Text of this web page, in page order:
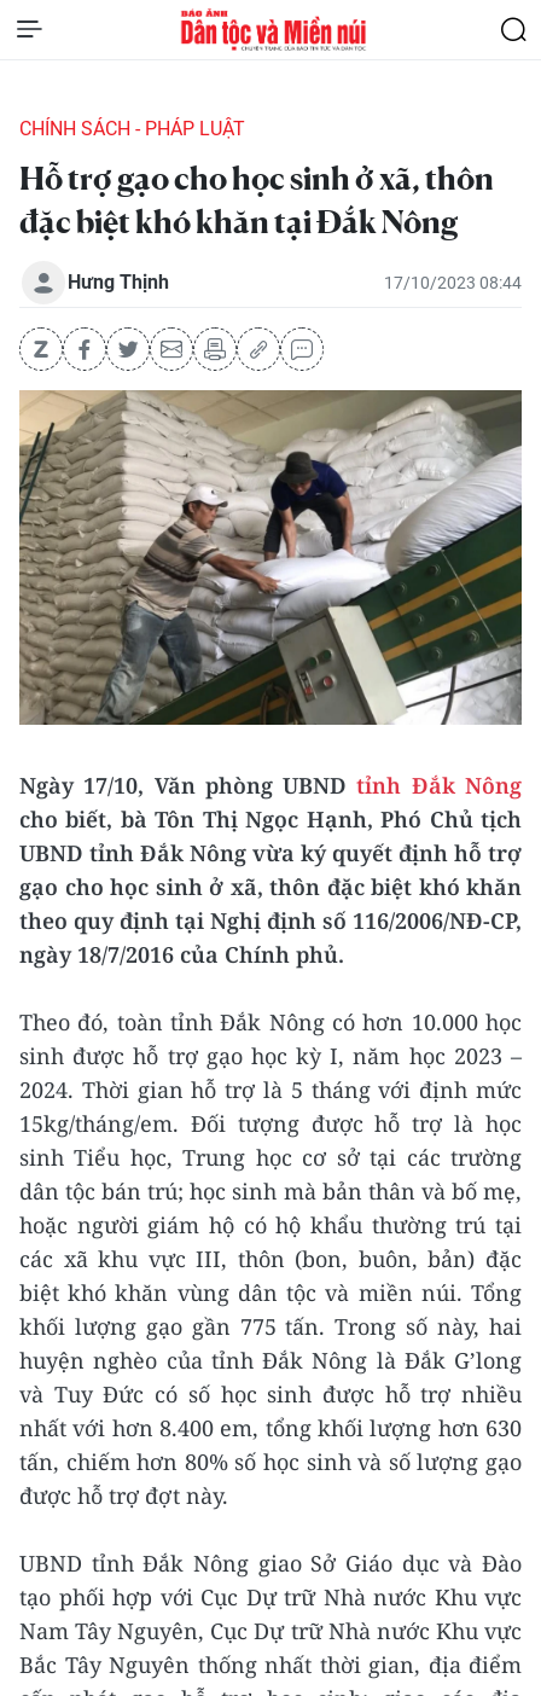
CHÍNH SÁCH - PHÁP LUẬT
Hỗ trợ gạo cho học sinh ở xã, thôn
đặc biệt khó khăn tại Đắk Nông
Hưng Thịnh 17/10/2023 08:44
Ngày 17/10, Văn phòng UBNDtỉnh Đắk Nông
cho biết, bà Tôn Thị Ngọc Hạnh, Phó Chủ tịch
UBND tỉnh Đắk Nông vừa ký quyết định hỗ trợ
gạo cho học sinh ở xã, thôn đặc biệt khó khăn
theo quy định tại Nghị định số 116/2006/NĐ-CP,
ngày 18/7/2016 của Chính phủ.
Theo đó, toàn tỉnh Đắk Nông có hơn 10.000 học
sinh được hỗ trợ gạo học kỳ I, năm học 2023 –
2024. Thời gian hỗ trợ là 5 tháng với định mức
15kg/tháng/em. Đối tượng được hỗ trợ là học
sinh Tiểu học, Trung học cơ sở tại các trường
dân tộc bán trú; học sinh mà bản thân và bố mẹ,
hoặc người giám hộ có hộ khẩu thường trú tại
các xã khu vực III, thôn (bon, buôn, bản) đặc
biệt khó khăn vùng dân tộc và miền núi. Tổng
khối lượng gạo gần 775 tấn. Trong số này, hai
huyện nghèo của tỉnh Đắk Nông là Đắk G’long
và Tuy Đức có số học sinh được hỗ trợ nhiều
nhất với hơn 8.400 em, tổng khối lượng hơn 630
tấn, chiếm hơn 80% số học sinh và số lượng gạo
được hỗ trợ đợt này.
UBND tỉnh Đắk Nông giao Sở Giáo dục và Đào
tạo phối hợp với Cục Dự trữ Nhà nước Khu vực
Nam Tây Nguyên, Cục Dự trữ Nhà nước Khu vực
Bắc Tây Nguyên thống nhất thời gian, địa điểm